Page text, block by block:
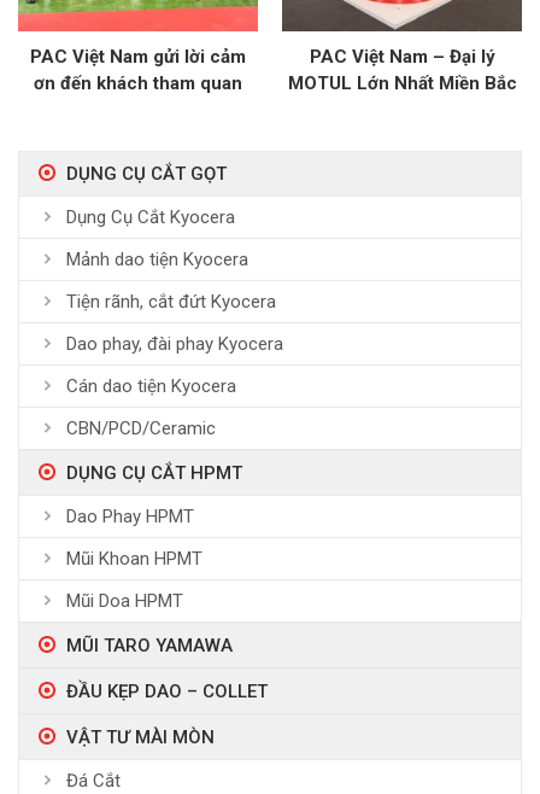
PAC Việt Nam gửi lời cảm
ơn đến khách tham quan
PAC Việt Nam – Đại lý
MOTUL Lớn Nhất Miền Bắc
DỤNG CỤ CẮT GỌT
Dụng Cụ Cắt Kyocera
Mảnh dao tiện Kyocera
Tiện rãnh, cắt đứt Kyocera
Dao phay, đài phay Kyocera
Cán dao tiện Kyocera
CBN/PCD/Ceramic
DỤNG CỤ CẮT HPMT
Dao Phay HPMT
Mũi Khoan HPMT
Mũi Doa HPMT
MŨI TARO YAMAWA
ĐẦU KẸP DAO – COLLET
VẬT TƯ MÀI MÒN
Đá Cắt